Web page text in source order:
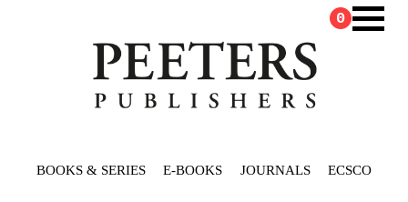
BOOKS & SERIES E-BOOKS JOURNALS ECSCO
0